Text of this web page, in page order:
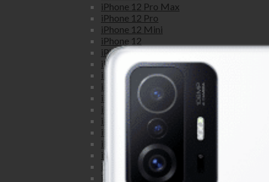
iPhone 12 Pro Max
iPhone 12 Pro
iPhone 12 Mini
iPhone 12
iPhone SE 2020
iPhone 11 Pro Max
iPhone 11 Pro
iPhone 11
iPhone XS Max
iPhone XS
iPhone XR
iPhone X
iPhone 8 Plus
iPhone 8
iPhone 7 Plus
iPhone 7